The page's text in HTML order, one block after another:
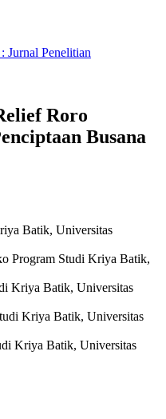
Penelitian
Roro
Busana
Batik, Universitas
Program Studi Kriya Batik,
Kriya Batik, Universitas
Kriya Batik, Universitas
Kriya Batik, Universitas